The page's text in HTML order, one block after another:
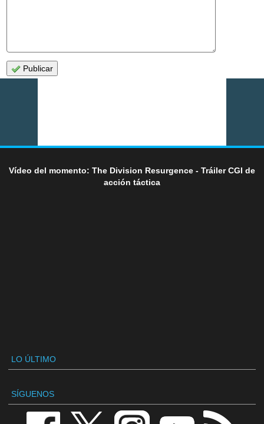
Publicar
Vídeo del momento: The Division Resurgence - Tráiler CGI de
acción táctica
LO ÚLTIMO
SÍGUENOS